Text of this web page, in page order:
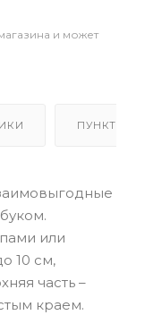
и может
ПУНКТЫ
или
10 см,
часть –
краем.